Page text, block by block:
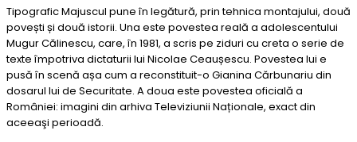
Tipografic Majuscul pune în legătură, prin tehnica montajului, două
povești și două istorii. Una este povestea reală a adolescentului
Mugur Călinescu, care, în 1981, a scris pe ziduri cu creta o serie de
texte împotriva dictaturii lui Nicolae Ceaușescu. Povestea lui e
pusă în scenă așa cum a reconstituit-o Gianina Cărbunariu din
dosarul lui de Securitate. A doua este povestea oficială a
României: imagini din arhiva Televiziunii Naționale, exact din
aceeaşi perioadă.